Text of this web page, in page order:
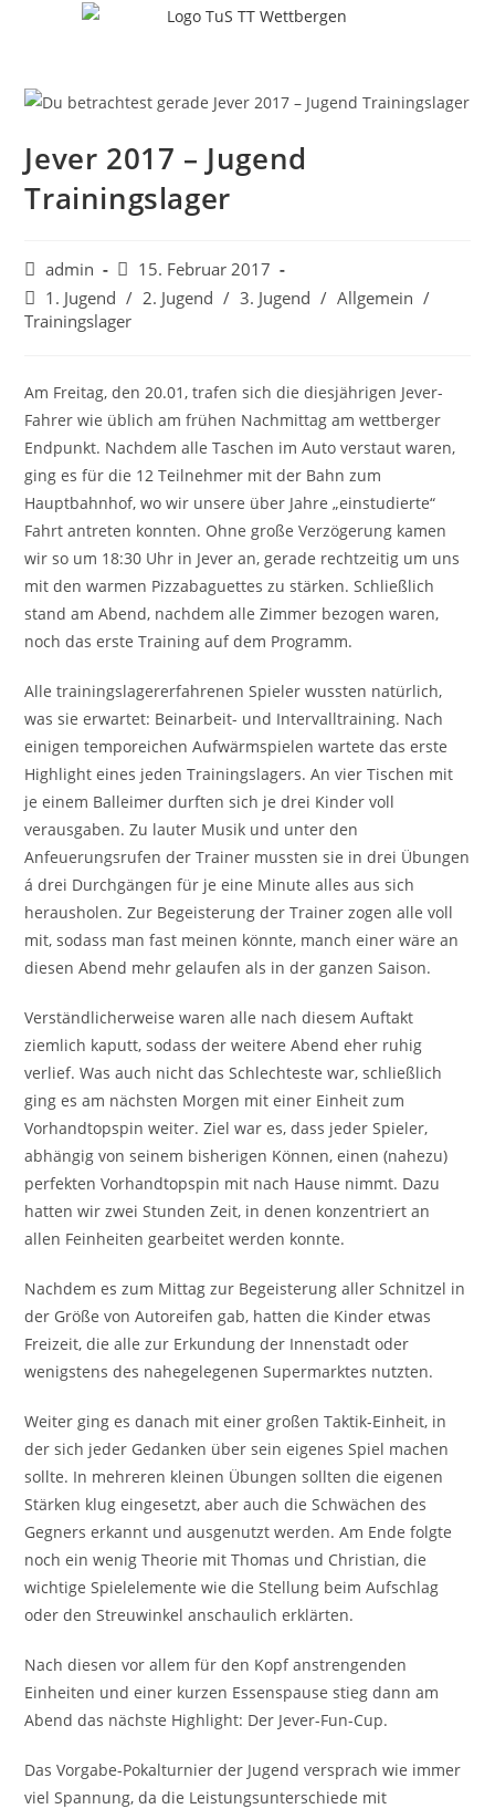
Jever 2017 – Jugend
Trainingslager
admin
15. Februar 2017
1. Jugend / 2. Jugend / 3. Jugend / Allgemein /
Trainingslager
Am Freitag, den 20.01, trafen sich die diesjährigen Jever-
Fahrer wie üblich am frühen Nachmittag am wettberger
Endpunkt. Nachdem alle Taschen im Auto verstaut waren,
ging es für die 12 Teilnehmer mit der Bahn zum
Hauptbahnhof, wo wir unsere über Jahre „einstudierte“
Fahrt antreten konnten. Ohne große Verzögerung kamen
wir so um 18:30 Uhr in Jever an, gerade rechtzeitig um uns
mit den warmen Pizzabaguettes zu stärken. Schließlich
stand am Abend, nachdem alle Zimmer bezogen waren,
noch das erste Training auf dem Programm.
Alle trainingslagererfahrenen Spieler wussten natürlich,
was sie erwartet: Beinarbeit- und Intervalltraining. Nach
einigen temporeichen Aufwärmspielen wartete das erste
Highlight eines jeden Trainingslagers. An vier Tischen mit
je einem Balleimer durften sich je drei Kinder voll
verausgaben. Zu lauter Musik und unter den
Anfeuerungsrufen der Trainer mussten sie in drei Übungen
á drei Durchgängen für je eine Minute alles aus sich
herausholen. Zur Begeisterung der Trainer zogen alle voll
mit, sodass man fast meinen könnte, manch einer wäre an
diesen Abend mehr gelaufen als in der ganzen Saison.
Verständlicherweise waren alle nach diesem Auftakt
ziemlich kaputt, sodass der weitere Abend eher ruhig
verlief. Was auch nicht das Schlechteste war, schließlich
ging es am nächsten Morgen mit einer Einheit zum
Vorhandtopspin weiter. Ziel war es, dass jeder Spieler,
abhängig von seinem bisherigen Können, einen (nahezu)
perfekten Vorhandtopspin mit nach Hause nimmt. Dazu
hatten wir zwei Stunden Zeit, in denen konzentriert an
allen Feinheiten gearbeitet werden konnte.
Nachdem es zum Mittag zur Begeisterung aller Schnitzel in
der Größe von Autoreifen gab, hatten die Kinder etwas
Freizeit, die alle zur Erkundung der Innenstadt oder
wenigstens des nahegelegenen Supermarktes nutzten.
Weiter ging es danach mit einer großen Taktik-Einheit, in
der sich jeder Gedanken über sein eigenes Spiel machen
sollte. In mehreren kleinen Übungen sollten die eigenen
Stärken klug eingesetzt, aber auch die Schwächen des
Gegners erkannt und ausgenutzt werden. Am Ende folgte
noch ein wenig Theorie mit Thomas und Christian, die
wichtige Spielelemente wie die Stellung beim Aufschlag
oder den Streuwinkel anschaulich erklärten.
Nach diesen vor allem für den Kopf anstrengenden
Einheiten und einer kurzen Essenspause stieg dann am
Abend das nächste Highlight: Der Jever-Fun-Cup.
Das Vorgabe-Pokalturnier der Jugend versprach wie immer
viel Spannung, da die Leistungsunterschiede mit